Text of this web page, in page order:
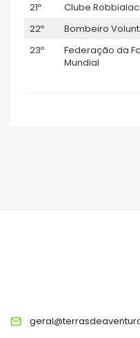
21º
Clube Robbialac
22º
Bombeiro
23º
Federação da
Mundial